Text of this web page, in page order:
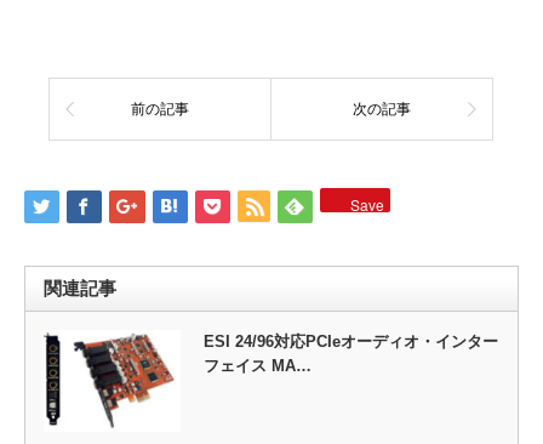
前の記事 次の記事
Save
関連記事
ESI 24/96対応PCIeオーディオ・インター
フェイス MA…